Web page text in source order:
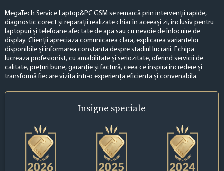
MegaTech Service Laptop&PC GSM se remarcă prin intervenții rapide,
diagnostic corect și reparații realizate chiar în aceeași zi, inclusiv pentru
laptopuri și telefoane afectate de apă sau cu nevoie de înlocuire de
display. Clienții apreciază comunicarea clară, explicarea variantelor
disponibile și informarea constantă despre stadiul lucrării. Echipa
lucrează profesionist, cu amabilitate și seriozitate, oferind servicii de
calitate, prețuri bune, garanție și factură, ceea ce inspiră încredere și
transformă fiecare vizită într-o experiență eficientă și convenabilă.
Insigne speciale